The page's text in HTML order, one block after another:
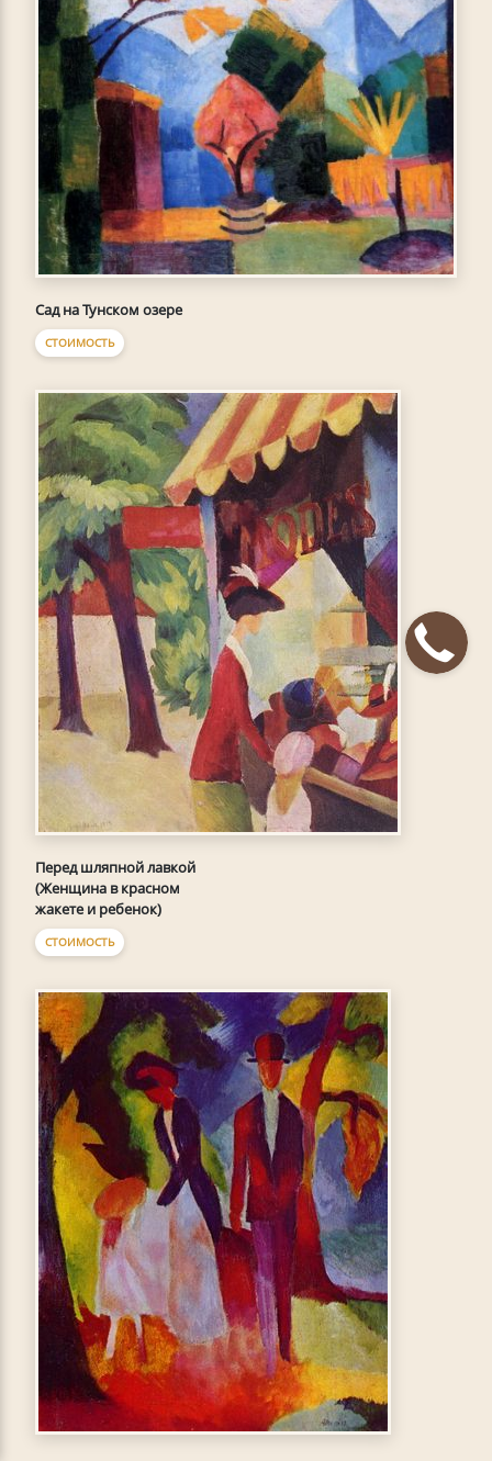
Сад на Тунском озере
СТОИМОСТЬ
Перед шляпной лавкой
(Женщина в красном
жакете и ребенок)
СТОИМОСТЬ